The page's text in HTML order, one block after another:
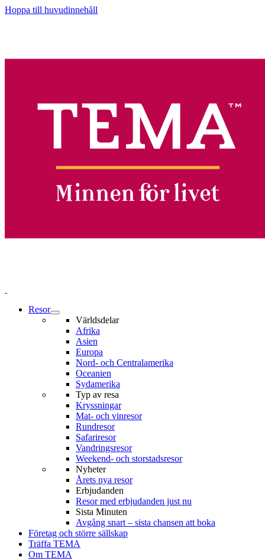
Hoppa till huvudinnehåll
Resor
Världsdelar
Afrika
Asien
Europa
Nord- och Centralamerika
Oceanien
Sydamerika
Typ av resa
Kryssningar
Mat- och vinresor
Rundresor
Safariresor
Vandringsresor
Weekend- och storstadsresor
Nyheter
Årets nya resor
Erbjudanden
Resor med erbjudanden just nu
Sista Minuten
Avgång snart – sista chansen att boka
Företag och större sällskap
Träffa TEMA
Om TEMA